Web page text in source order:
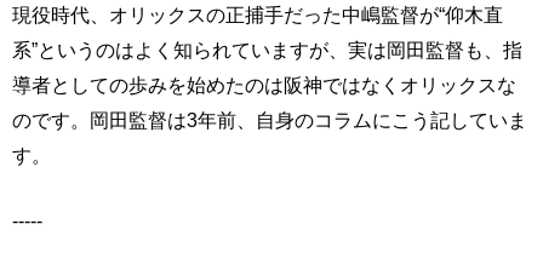
現役時代、オリックスの正捕手だった中嶋監督が“仰木直
系”というのはよく知られていますが、実は岡田監督も、指
導者としての歩みを始めたのは阪神ではなくオリックスな
のです。岡田監督は3年前、自身のコラムにこう記していま
す。
-----